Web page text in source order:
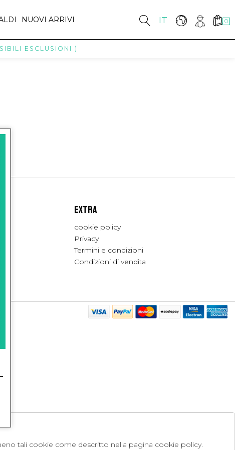
IT 0
NUOVI ARRIVI
ESCLUSIONI )
EXTRA
cookie policy
Privacy
Termini e condizioni
Condizioni di vendita
tali cookie come descritto nella pagina cookie policy.